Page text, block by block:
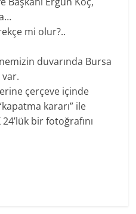
mi olur?..
duvarında Bursa
çerçeve içinde
kararı” ile
bir fotoğrafını